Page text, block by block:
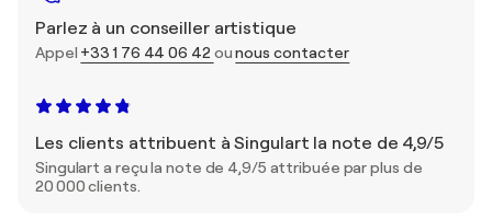
Parlez à un conseiller artistique
Appel +33 1 76 44 06 42 ounous contacter
Les clients attribuent à Singulart la note de 4,9/5
Singulart a reçu la note de 4,9/5 attribuée par plus de
20 000 clients.